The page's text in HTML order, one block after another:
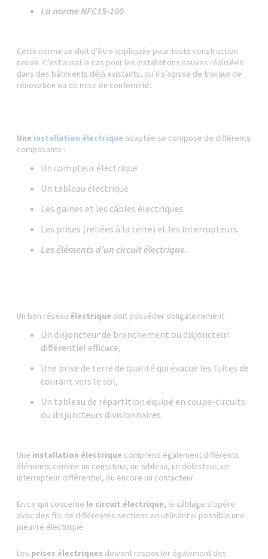
La norme NFC15-100
Cette norme se doit d’être appliquée pour toute construction
neuve. C’est aussi le cas pour les installations neuves réalisées
dans des bâtiments déjà existants, qu’il s’agisse de travaux de
rénovation ou de mise en conformité.
Une installation électrique adaptée se compose de différents
composants :
Un compteur électrique
Un tableau électrique
Les gaines et les câbles électriques
Les prises (reliées à la terre) et les interrupteurs
Les éléments d’un circuit électrique.
Un bon réseau électrique doit posséder obligatoirement :
Un disjoncteur de branchement ou disjoncteur
différentiel efficace,
Une prise de terre de qualité qui évacue les fuites de
courant vers le sol,
Un tableau de répartition équipé en coupe-circuits
ou disjoncteurs divisionnaires.
Une installation électrique comprend également différents
éléments comme un compteur, un tableau, un délesteur, un
interrupteur différentiel, ou encore un contacteur.
En ce qui concerne le circuit électrique, le câblage s'opère
avec des fils de différentes sections en utilisant si possible une
pieuvre électrique.
Les prises électriques doivent respecter également des